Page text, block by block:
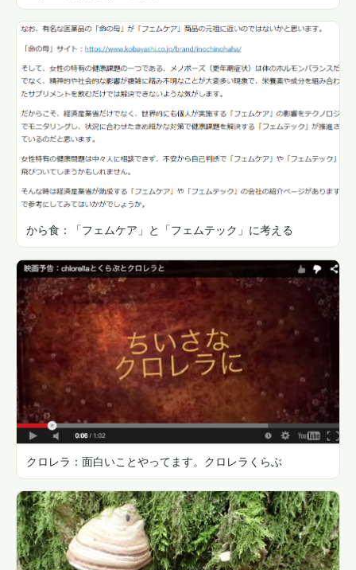
から食：「フェムケア」と「フェムテック」に考える
クロレラ：面白いことやってます。クロレラくらぶ